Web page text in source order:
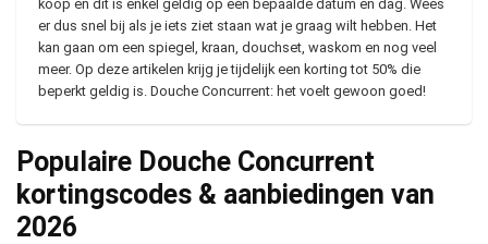
koop en dit is enkel geldig op een bepaalde datum en dag. Wees
er dus snel bij als je iets ziet staan wat je graag wilt hebben. Het
kan gaan om een spiegel, kraan, douchset, waskom en nog veel
meer. Op deze artikelen krijg je tijdelijk een korting tot 50% die
beperkt geldig is. Douche Concurrent: het voelt gewoon goed!
Populaire Douche Concurrent
kortingscodes & aanbiedingen van
2026